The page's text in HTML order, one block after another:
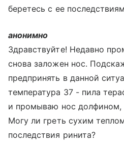
беретесь с ее
анонимно
Здравствуйте! Недавно
снова заложен нос.
предпринять в данной
температура 37 - пила
и промываю нос
Могу ли греть сухим
последствия ринита?